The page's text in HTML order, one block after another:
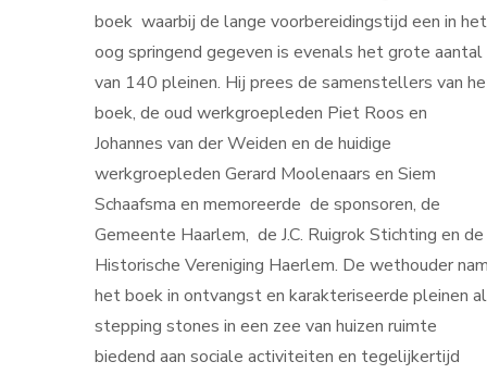
boek waarbij de lange voorbereidingstijd een in het
oog springend gegeven is evenals het grote aantal
van 140 pleinen. Hij prees de samenstellers van
boek, de oud werkgroepleden Piet Roos en
Johannes van der Weiden en de huidige
werkgroepleden Gerard Moolenaars en Siem
Schaafsma en memoreerde de sponsoren, de
Gemeente Haarlem, de J.C. Ruigrok Stichting en de
Historische Vereniging Haerlem. De wethouder nam
het boek in ontvangst en karakteriseerde pleinen
stepping stones in een zee van huizen ruimte
biedend aan sociale activiteiten en tegelijkertijd